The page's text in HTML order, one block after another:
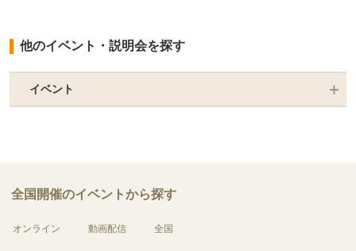
他のイベント・説明会を探す
イベント
全国開催のイベントから探す
オンライン 動画配信 全国